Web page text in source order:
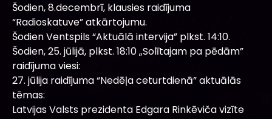
Šodien, 8.decembrī, klausies raidījuma
“Radioskatuve” atkārtojumu.
Šodien Ventspils “Aktuālā intervija” plkst. 14:10.
Šodien, 25. jūlijā, plkst. 18:10 „Solītajam pa pēdām”
raidījuma viesi:
27. jūlija raidījuma “Nedēļa ceturtdienā” aktuālās
tēmas:
Latvijas Valsts prezidenta Edgara Rinkēviča vizīte